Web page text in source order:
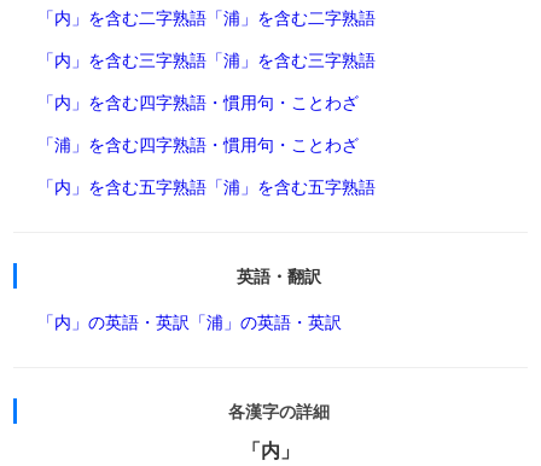
「内」を含む二字熟語 「浦」を含む二字熟語
「内」を含む三字熟語 「浦」を含む三字熟語
「内」を含む四字熟語・慣用句・ことわざ
「浦」を含む四字熟語・慣用句・ことわざ
「内」を含む五字熟語 「浦」を含む五字熟語
英語・翻訳
「内」の英語・英訳 「浦」の英語・英訳
各漢字の詳細
「内」